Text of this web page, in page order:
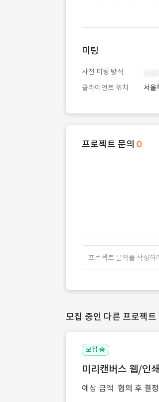
미팅
사전 미팅 방식
클라이언트 위치
서울
프로젝트 문의 0
프로젝트 문의를 작성하
모집 중인 다른 프로젝트
모집 중
미리캔버스 웹/인
예상 금액 협의 후 결정